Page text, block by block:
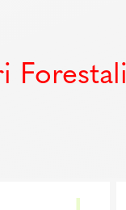
Forestali